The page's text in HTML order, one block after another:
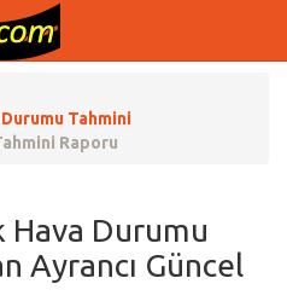
Tahmini
Raporu
Hava Durumu
Ayrancı Güncel